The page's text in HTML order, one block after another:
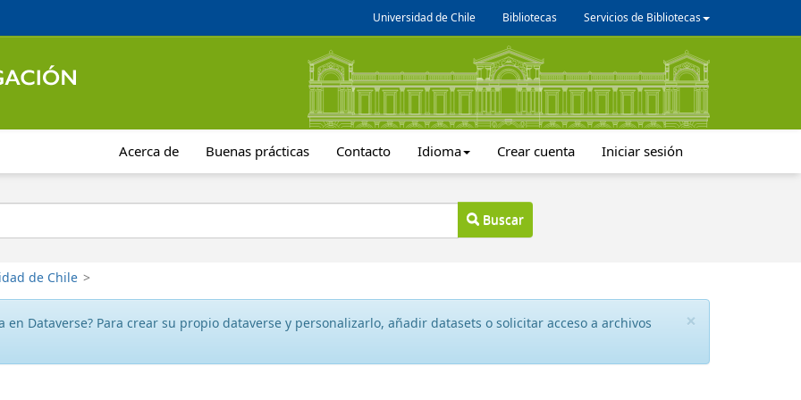
Universidad de Chile Bibliotecas Servicios de Bibliotecas
Acerca de Buenas prácticas Contacto Idioma Crear cuenta Iniciar sesión
Buscar
de Chile >
×
en Dataverse? Para crear su propio dataverse y personalizarlo, añadir datasets o solicitar acceso a archivos